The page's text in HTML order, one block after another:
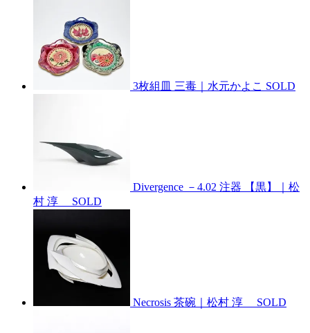
3枚組皿 三毒｜水元かよこ SOLD
Divergence －4.02 注器 【黒】｜松
村 淳
SOLD
Necrosis 茶碗｜松村 淳 SOLD